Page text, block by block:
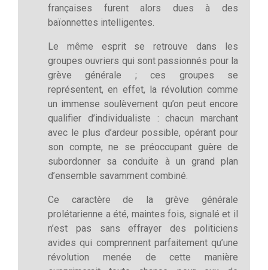
françaises furent alors dues à des
baïonnettes intelligentes.
Le même esprit se retrouve dans les
groupes ouvriers qui sont passionnés pour la
grève générale ; ces groupes se
représentent, en effet, la révolution comme
un immense soulèvement qu’on peut encore
qualifier d’individualiste : chacun marchant
avec le plus d’ardeur possible, opérant pour
son compte, ne se préoccupant guère de
subordonner sa conduite à un grand plan
d’ensemble savamment combiné.
Ce caractère de la grève générale
prolétarienne a été, maintes fois, signalé et il
n’est pas sans effrayer des politiciens
avides qui comprennent parfaitement qu’une
révolution menée de cette manière